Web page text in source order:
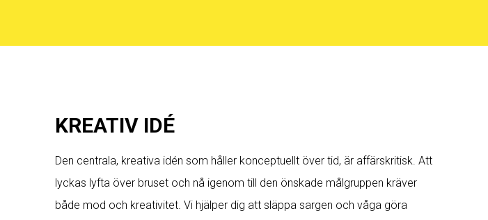
KREATIV IDÉ
Den centrala, kreativa idén som håller konceptuellt över tid, är affärskritisk. Att
lyckas lyfta över bruset och nå igenom till den önskade målgruppen kräver
både mod och kreativitet. Vi hjälper dig att släppa sargen och våga göra